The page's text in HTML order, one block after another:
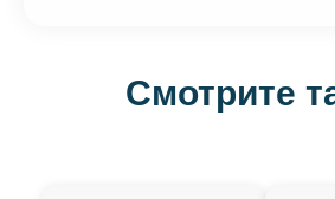
Смотрите